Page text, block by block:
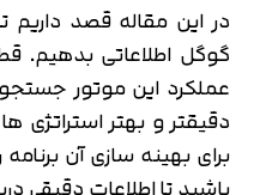
در این مقاله قصد داریم
گوگل اطلاعاتی بدهیم.
عملکرد این موتور
دقیقتر و بهتر
برای بهینه سازی آن